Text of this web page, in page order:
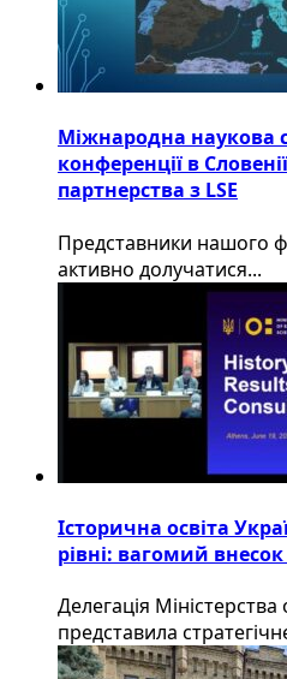
Міжнародна наукова
конференції в
партнерства з LSE
​Представники нашого
активно долучатися...
Історична освіта
рівні: вагомий
Делегація Міністерства
представила